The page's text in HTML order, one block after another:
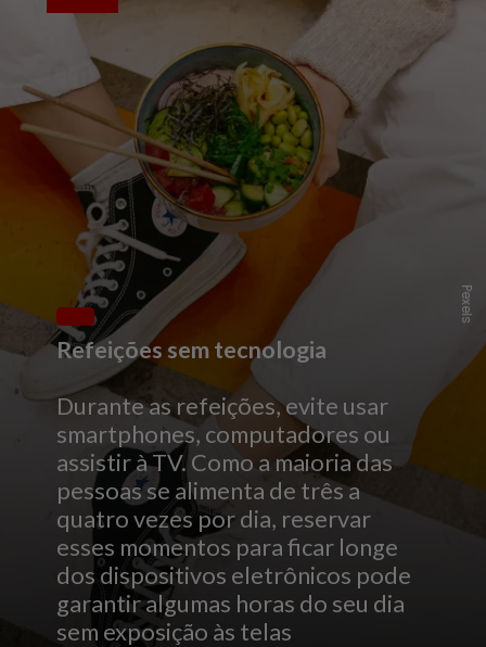
Refeições sem tecnologia
Durante as refeições, evite usar
smartphones, computadores ou
assistir à TV. Como a maioria das
pessoas se alimenta de três a
quatro vezes por dia, reservar
esses momentos para ficar longe
dos dispositivos eletrônicos pode
garantir algumas horas do seu dia
sem exposição às telas
P
e
x
e
l
s